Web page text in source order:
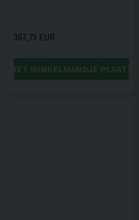
367,75 EUR
IN HET WINKELMANDJE